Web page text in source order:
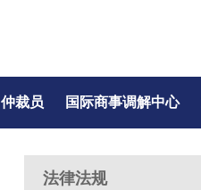
仲裁员 国际商事调解中心
法律法规